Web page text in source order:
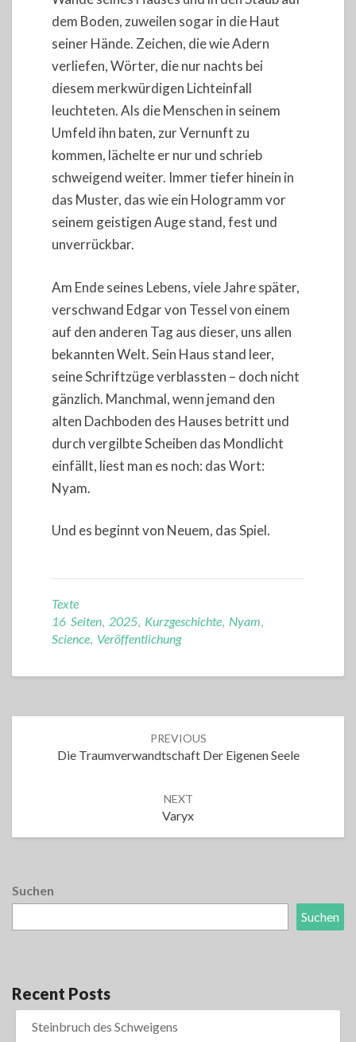
dem Boden, zuweilen sogar in die Haut
seiner Hände. Zeichen, die wie Adern
verliefen, Wörter, die nur nachts bei
diesem merkwürdigen Lichteinfall
leuchteten. Als die Menschen in seinem
Umfeld ihn baten, zur Vernunft zu
kommen, lächelte er nur und schrieb
schweigend weiter. Immer tiefer hinein in
das Muster, das wie ein Hologramm vor
seinem geistigen Auge stand, fest und
unverrückbar.
Am Ende seines Lebens, viele Jahre später,
verschwand Edgar von Tessel von einem
auf den anderen Tag aus dieser, uns allen
bekannten Welt. Sein Haus stand leer,
seine Schriftzüge verblassten – doch nicht
gänzlich. Manchmal, wenn jemand den
alten Dachboden des Hauses betritt und
durch vergilbte Scheiben das Mondlicht
einfällt, liest man es noch: das Wort:
Nyam.
Und es beginnt von Neuem, das Spiel.
Texte
16 Seiten, 2025, Kurzgeschichte, Nyam,
Science, Veröffentlichung
PREVIOUS
Die Traumverwandtschaft Der Eigenen Seele
NEXT
Varyx
Suchen
Suchen
Recent Posts
Steinbruch des Schweigens